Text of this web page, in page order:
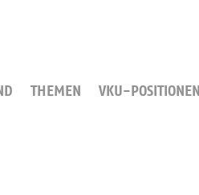
THEMEN VKU-POSITIONEN